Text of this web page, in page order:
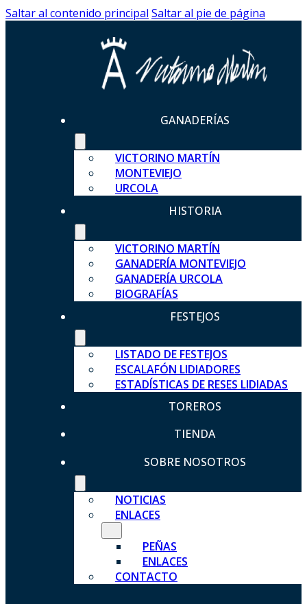
Saltar al contenido principal Saltar al pie de página
GANADERÍAS
VICTORINO MARTÍN
MONTEVIEJO
URCOLA
HISTORIA
VICTORINO MARTÍN
GANADERÍA MONTEVIEJO
GANADERÍA URCOLA
BIOGRAFÍAS
FESTEJOS
LISTADO DE FESTEJOS
ESCALAFÓN LIDIADORES
ESTADÍSTICAS DE RESES LIDIADAS
TOREROS
TIENDA
SOBRE NOSOTROS
NOTICIAS
ENLACES
PEÑAS
ENLACES
CONTACTO